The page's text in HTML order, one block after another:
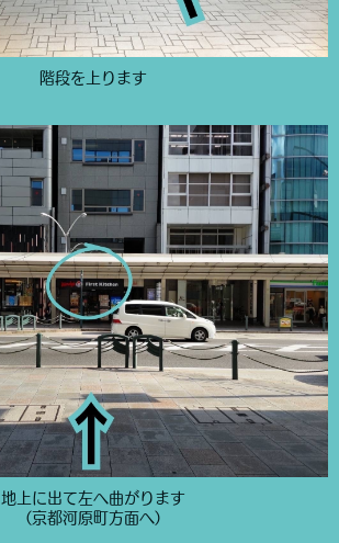
階段を上ります
地上に出て左へ曲がります
（京都河原町方面へ）